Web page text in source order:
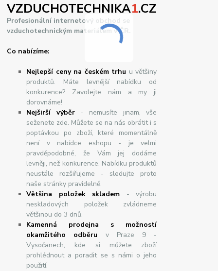
VZDUCHOTECHNIKA1.CZ
Profesionální internetový obchod se
vzduchotechnickým materiálem v ČR.
Co nabízíme:
Nejlepší ceny na českém trhu u většiny
produktů. Máte levnější nabídku od
konkurence? Zavolejte nám a my ji
dorovnáme!
Nejširšívýběr- nemusíte jinam, vše
seženete zde. Můžete se na nás obrátit i s
poptávkou po zboží, které momentálně
není v nabídce eshopu - je velmi
pravděpodobné, že Vám jej dodáme
levněji, než konkurence. Nabídku produktů
neustále rozšiřujeme - sledujte proto
naše stránky pravidelně.
Většina položek skladem - výrobu
neskladových položek zvládneme
většinou do 3 dnů.
Kamenná prodejna s možností
okamžitého odběru v Praze 9 -
Vysočanech, kde si můžete zboží
prohlédnout a poradit se s námi o jeho
použití.